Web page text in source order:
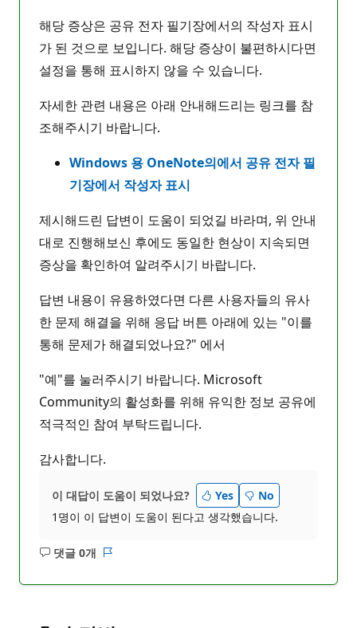
해당 증상은 공유 전자 필기장에서의 작성자 표시
가 된 것으로 보입니다. 해당 증상이 불편하시다면
설정을 통해 표시하지 않을 수 있습니다.
자세한 관련 내용은 아래 안내해드리는 링크를 참
조해주시기 바랍니다.
Windows 용 OneNote의에서 공유 전자 필
기장에서 작성자 표시
제시해드린 답변이 도움이 되었길 바라며, 위 안내
대로 진행해보신 후에도 동일한 현상이 지속되면
증상을 확인하여 알려주시기 바랍니다.
답변 내용이 유용하였다면 다른 사용자들의 유사
한 문제 해결을 위해 응답 버튼 아래에 있는 "이를
통해 문제가 해결되었나요?" 에서
"예"를 눌러주시기 바랍니다. Microsoft
Community의 활성화를 위해 유익한 정보 공유에
적극적인 참여 부탁드립니다.
감사합니다.
이 대답이 도움이 되었나요? Yes
No
1명이 이 답변이 도움이 된다고 생각했습니다.
댓글 0개
설